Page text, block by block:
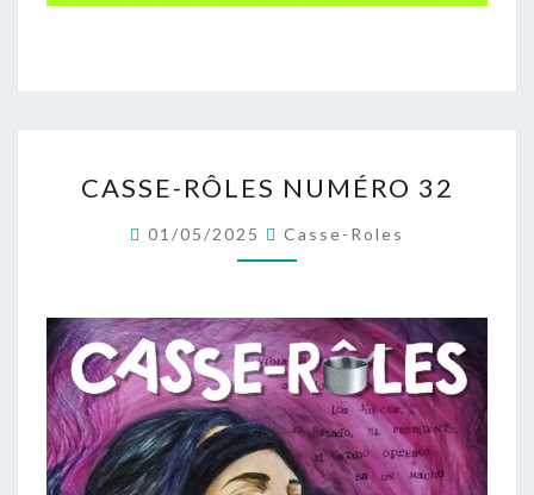
RÔLES
NUMÉRO
32
CASSE-RÔLES NUMÉRO 32
01/05/2025 Casse-Roles